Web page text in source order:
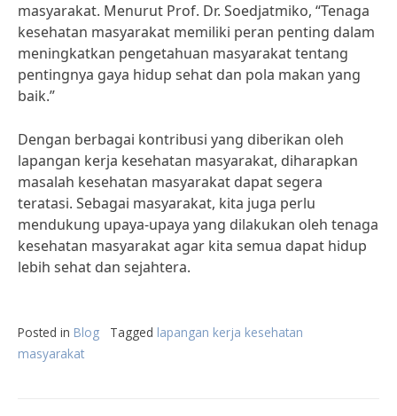
masyarakat. Menurut Prof. Dr. Soedjatmiko, “Tenaga
kesehatan masyarakat memiliki peran penting dalam
meningkatkan pengetahuan masyarakat tentang
pentingnya gaya hidup sehat dan pola makan yang
baik.”
Dengan berbagai kontribusi yang diberikan oleh
lapangan kerja kesehatan masyarakat, diharapkan
masalah kesehatan masyarakat dapat segera
teratasi. Sebagai masyarakat, kita juga perlu
mendukung upaya-upaya yang dilakukan oleh tenaga
kesehatan masyarakat agar kita semua dapat hidup
lebih sehat dan sejahtera.
Posted in Blog Tagged lapangan kerja kesehatan
masyarakat